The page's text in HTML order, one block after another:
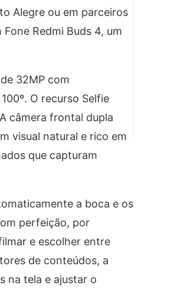
Alegre ou em parceiros
Redmi Buds 4, um
32MP com
O recurso Selfie
câmera frontal dupla
visual natural e rico em
que capturam
a boca e os
perfeição, por
e escolher entre
de conteúdos, a
na tela e ajustar o